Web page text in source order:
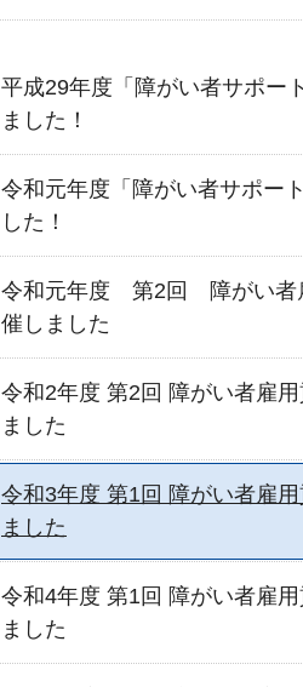
平成29年度「障がい者サポー
ました！
令和元年度「障がい者サポー
した！
令和元年度 第2回 障がい者
催しました
令和2年度 第2回 障がい者雇
ました
令和3年度 第1回 障がい者雇
ました
令和4年度 第1回 障がい者雇
ました